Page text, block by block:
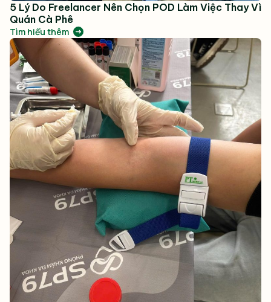
5 Lý Do Freelancer Nên Chọn POD Làm Việc Thay Vì
Quán Cà Phê
Tìm hiểu thêm